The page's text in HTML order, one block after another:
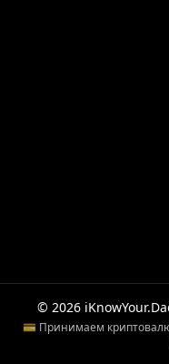
© 2026
💳 Принимаем